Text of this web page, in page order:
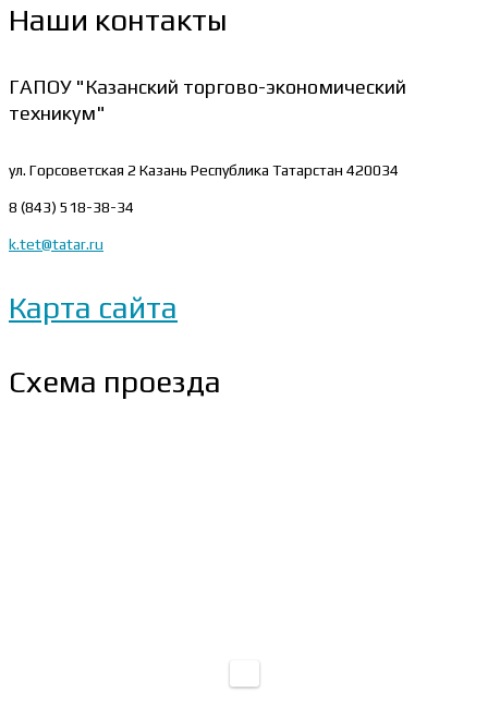
Наши контакты
ГАПОУ "Казанский торгово-экономический
техникум"
ул. Горсоветская 2 Казань Республика Татарстан 420034
8 (843) 518-38-34
k.tet@tatar.ru
Карта сайта
Схема проезда